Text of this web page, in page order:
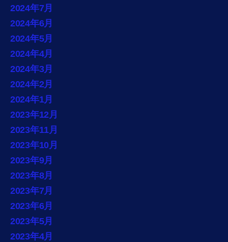
2024年7月
2024年6月
2024年5月
2024年4月
2024年3月
2024年2月
2024年1月
2023年12月
2023年11月
2023年10月
2023年9月
2023年8月
2023年7月
2023年6月
2023年5月
2023年4月